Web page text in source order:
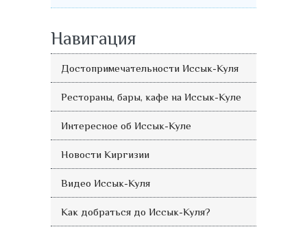
Навигация
Достопримечательности Иссык-Куля
Рестораны, бары, кафе на Иссык-Куле
Интересное об Иссык-Куле
Новости Киргизии
Видео Иссык-Куля
Как добраться до Иссык-Куля?